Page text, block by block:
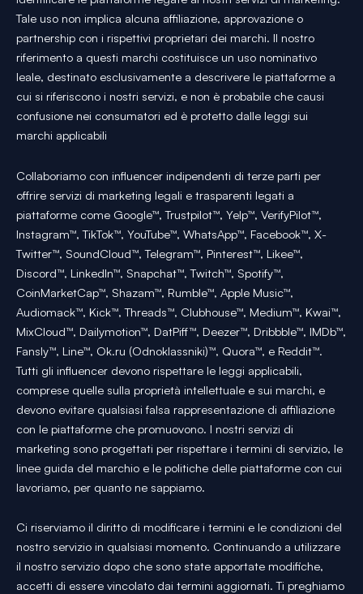
Tale uso non implica alcuna affiliazione, approvazione o
partnership con i rispettivi proprietari dei marchi. Il nostro
riferimento a questi marchi costituisce un uso nominativo
leale, destinato esclusivamente a descrivere le piattaforme a
cui si riferiscono i nostri servizi, e non è probabile che causi
confusione nei consumatori ed è protetto dalle leggi sui
marchi applicabili
Collaboriamo con influencer indipendenti di terze parti per
offrire servizi di marketing legali e trasparenti legati a
piattaforme come Google™, Trustpilot™, Yelp™, VerifyPilot™,
Instagram™, TikTok™, YouTube™, WhatsApp™, Facebook™, X-
Twitter™, SoundCloud™, Telegram™, Pinterest™, Likee™,
Discord™, LinkedIn™, Snapchat™, Twitch™, Spotify™,
CoinMarketCap™, Shazam™, Rumble™, Apple Music™,
Audiomack™, Kick™, Threads™, Clubhouse™, Medium™, Kwai™,
MixCloud™, Dailymotion™, DatPiff™, Deezer™, Dribbble™, IMDb™,
Fansly™, Line™, Ok.ru (Odnoklassniki)™, Quora™, e Reddit™.
Tutti gli influencer devono rispettare le leggi applicabili,
comprese quelle sulla proprietà intellettuale e sui marchi, e
devono evitare qualsiasi falsa rappresentazione di affiliazione
con le piattaforme che promuovono. I nostri servizi di
marketing sono progettati per rispettare i termini di servizio, le
linee guida del marchio e le politiche delle piattaforme con cui
lavoriamo, per quanto ne sappiamo.
Ci riserviamo il diritto di modificare i termini e le condizioni del
nostro servizio in qualsiasi momento. Continuando a utilizzare
il nostro servizio dopo che sono state apportate modifiche,
accetti di essere vincolato dai termini aggiornati. Ti preghiamo